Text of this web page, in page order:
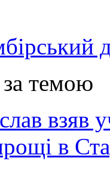
за темою
взяв
в